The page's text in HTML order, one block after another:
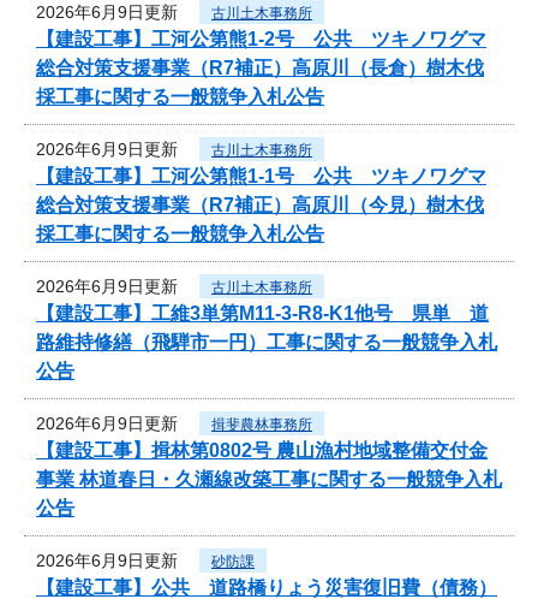
2026年6月9日更新 古川土木事務所
【建設工事】工河公第熊1-2号 公共 ツキノワグマ
総合対策支援事業（R7補正）高原川（長倉）樹木伐
採工事に関する一般競争入札公告
2026年6月9日更新 古川土木事務所
【建設工事】工河公第熊1-1号 公共 ツキノワグマ
総合対策支援事業（R7補正）高原川（今見）樹木伐
採工事に関する一般競争入札公告
2026年6月9日更新 古川土木事務所
【建設工事】工維3単第M11-3-R8-K1他号 県単 道
路維持修繕（飛騨市一円）工事に関する一般競争入札
公告
2026年6月9日更新 揖斐農林事務所
【建設工事】揖林第0802号 農山漁村地域整備交付金
事業 林道春日・久瀬線改築工事に関する一般競争入札
公告
2026年6月9日更新 砂防課
【建設工事】公共 道路橋りょう災害復旧費（債務）